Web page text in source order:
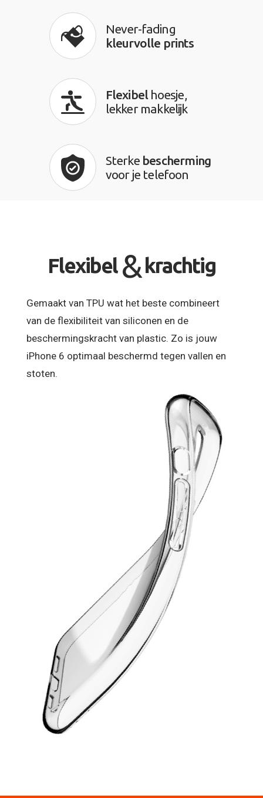
Never-fading
kleurvolle prints
Flexibel hoesje,
lekker makkelijk
Sterke bescherming
voor je telefoon
Flexibel & krachtig
Gemaakt van TPU wat het beste combineert
van de flexibiliteit van siliconen en de
beschermingskracht van plastic. Zo is jouw
iPhone 6 optimaal beschermd tegen vallen en
stoten.